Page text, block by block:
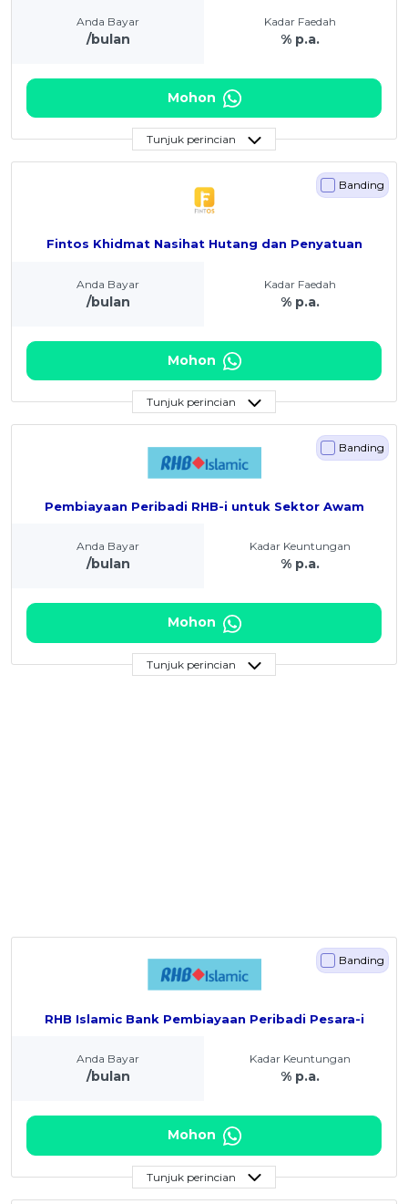
Anda Bayar
/bulan
Kadar Faedah
% p.a.
Mohon
Tunjuk perincian
Fintos Khidmat Nasihat Hutang dan Penyatuan
Banding
Anda Bayar
/bulan
Kadar Faedah
% p.a.
Mohon
Tunjuk perincian
Pembiayaan Peribadi RHB-i untuk Sektor Awam
Banding
Anda Bayar
/bulan
Kadar Keuntungan
% p.a.
Mohon
Tunjuk perincian
RHB Islamic Bank Pembiayaan Peribadi Pesara-i
Banding
Anda Bayar
/bulan
Kadar Keuntungan
% p.a.
Mohon
Tunjuk perincian